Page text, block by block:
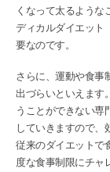
くなって太るような
ディカルダイエット
要なのです。
さらに、運動や食事
出づらいといえます
うことができない専
していきますので、
従来のダイエットで
度な食事制限にチャ